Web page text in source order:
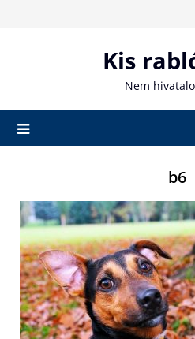
Kis
Nem
b6